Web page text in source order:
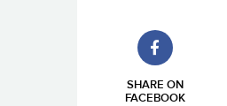
SHARE ON
FACEBOOK